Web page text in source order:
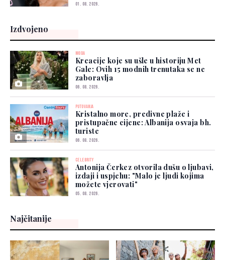
01. 08. 2026.
Izdvojeno
MODA
Kreacije koje su ušle u historiju Met
Gale: Ovih 15 modnih trenutaka se ne
zaboravlja
06. 08. 2026.
PUTOVANJA
Kristalno more, predivne plaže i
pristupačne cijene: Albanija osvaja bh.
turiste
06. 08. 2026.
CELEBRITY
Antonija Čerkez otvorila dušu o ljubavi,
izdaji i uspjehu: "Malo je ljudi kojima
možete vjerovati"
05. 08. 2026.
Najčitanije